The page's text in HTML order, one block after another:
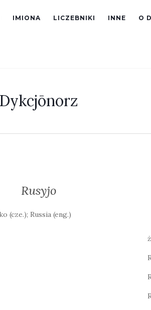
IMIONA LICZEBNIKI INNE O
Dykcjōnorz
Rusyjo
(cze.); Russia (eng.)